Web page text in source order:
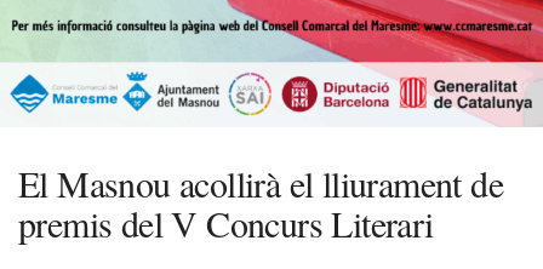
El Masnou acollirà el lliurament de
premis del V Concurs Literari